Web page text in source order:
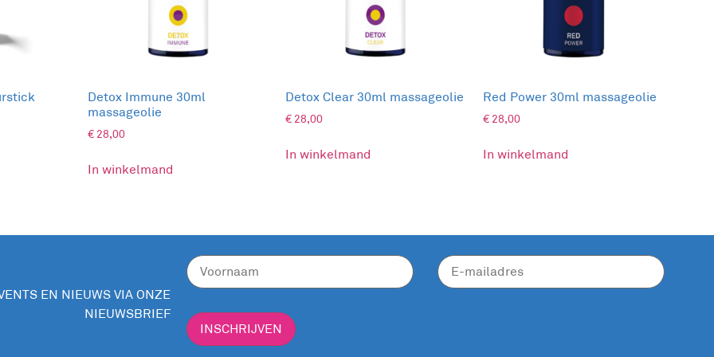
ruimte
Detox Immune 30ml
massageolie
€ 28,00
In winkelmand
Detox Clear 30ml massageolie
€ 28,00
In winkelmand
Red Power 30ml massageolie
€ 28,00
In winkelmand
EN NIEUWS VIA ONZE
NIEUWSBRIEF
INSCHRIJVEN